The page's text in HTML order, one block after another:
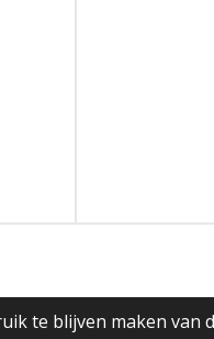
te blijven maken van